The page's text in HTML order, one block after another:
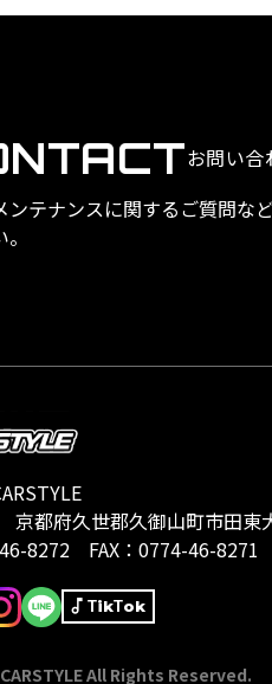
お問い合
ンテナンスに関するご質問な
京都府久世郡久御山町市田東
8272 FAX：0774-46-8271
TikTok
All Rights Reserved.